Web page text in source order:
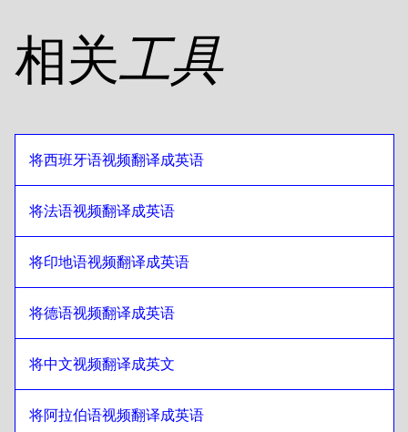
美式英语至立陶宛语
立陶宛语至
埃及阿拉伯语
玻利维亚西班牙语语至立陶宛语
立陶宛语至巴西葡萄牙语
立陶宛语至英式英语
英式英语至立陶宛语
至
保加利亚语
波斯尼亚语至立陶宛语
相关工具
将西班牙语视频翻译成英语
将法语视频翻译成英语
将印地语视频翻译成英语
将德语视频翻译成英语
将中文视频翻译成英文
将阿拉伯语视频翻译成英语